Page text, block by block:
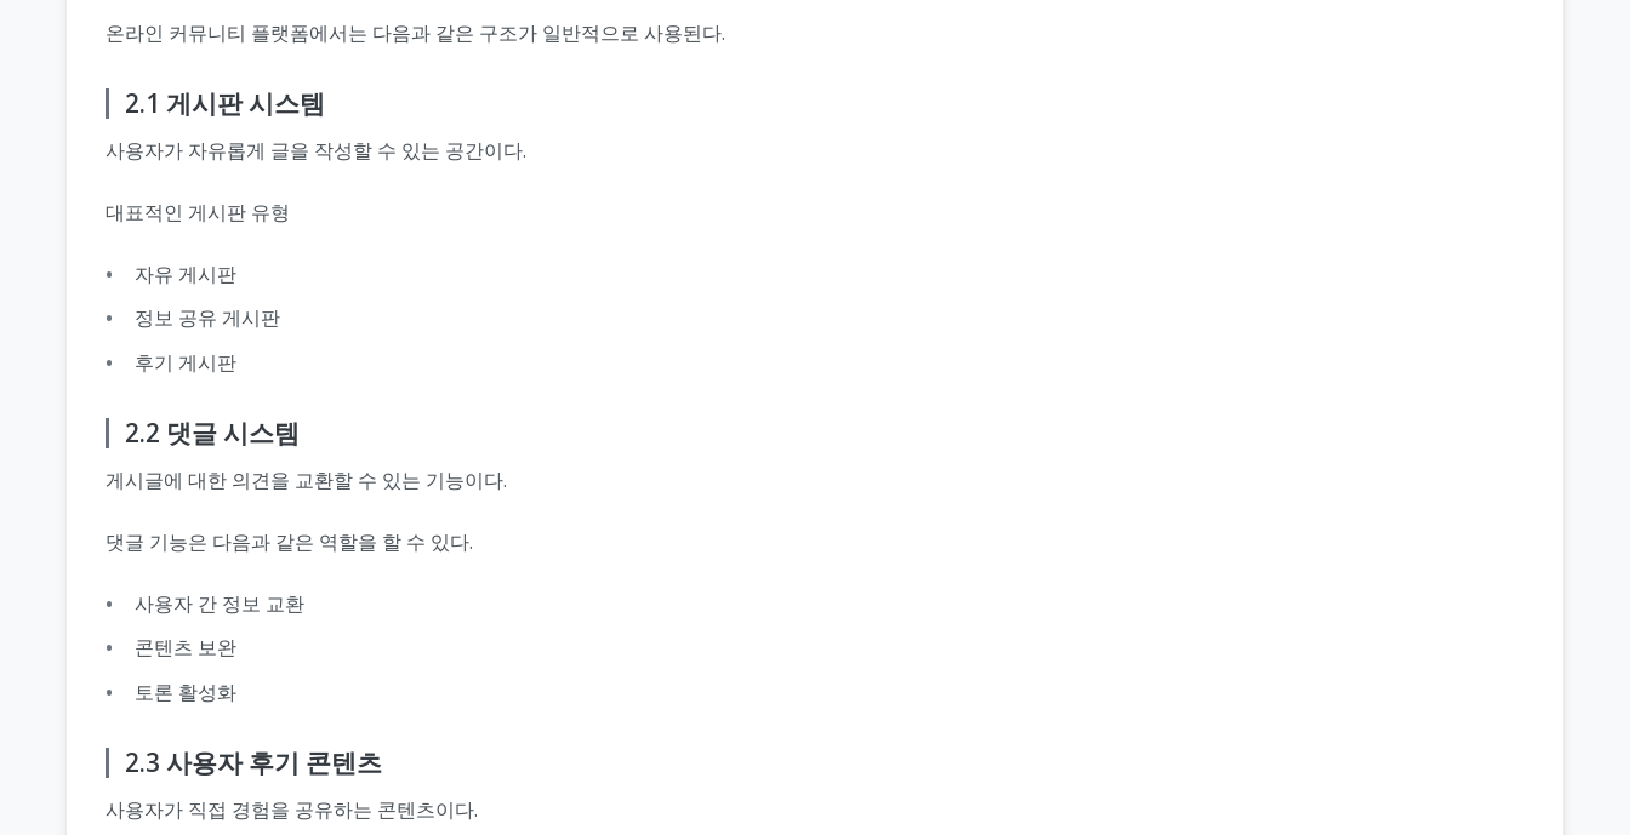
온라인 커뮤니티 플랫폼에서는 다음과 같은 구조가 일반적으로 사용된다.
2.1 게시판 시스템
사용자가 자유롭게 글을 작성할 수 있는 공간이다.
대표적인 게시판 유형
자유 게시판
정보 공유 게시판
후기 게시판
2.2 댓글 시스템
게시글에 대한 의견을 교환할 수 있는 기능이다.
댓글 기능은 다음과 같은 역할을 할 수 있다.
사용자 간 정보 교환
콘텐츠 보완
토론 활성화
2.3 사용자 후기 콘텐츠
사용자가 직접 경험을 공유하는 콘텐츠이다.